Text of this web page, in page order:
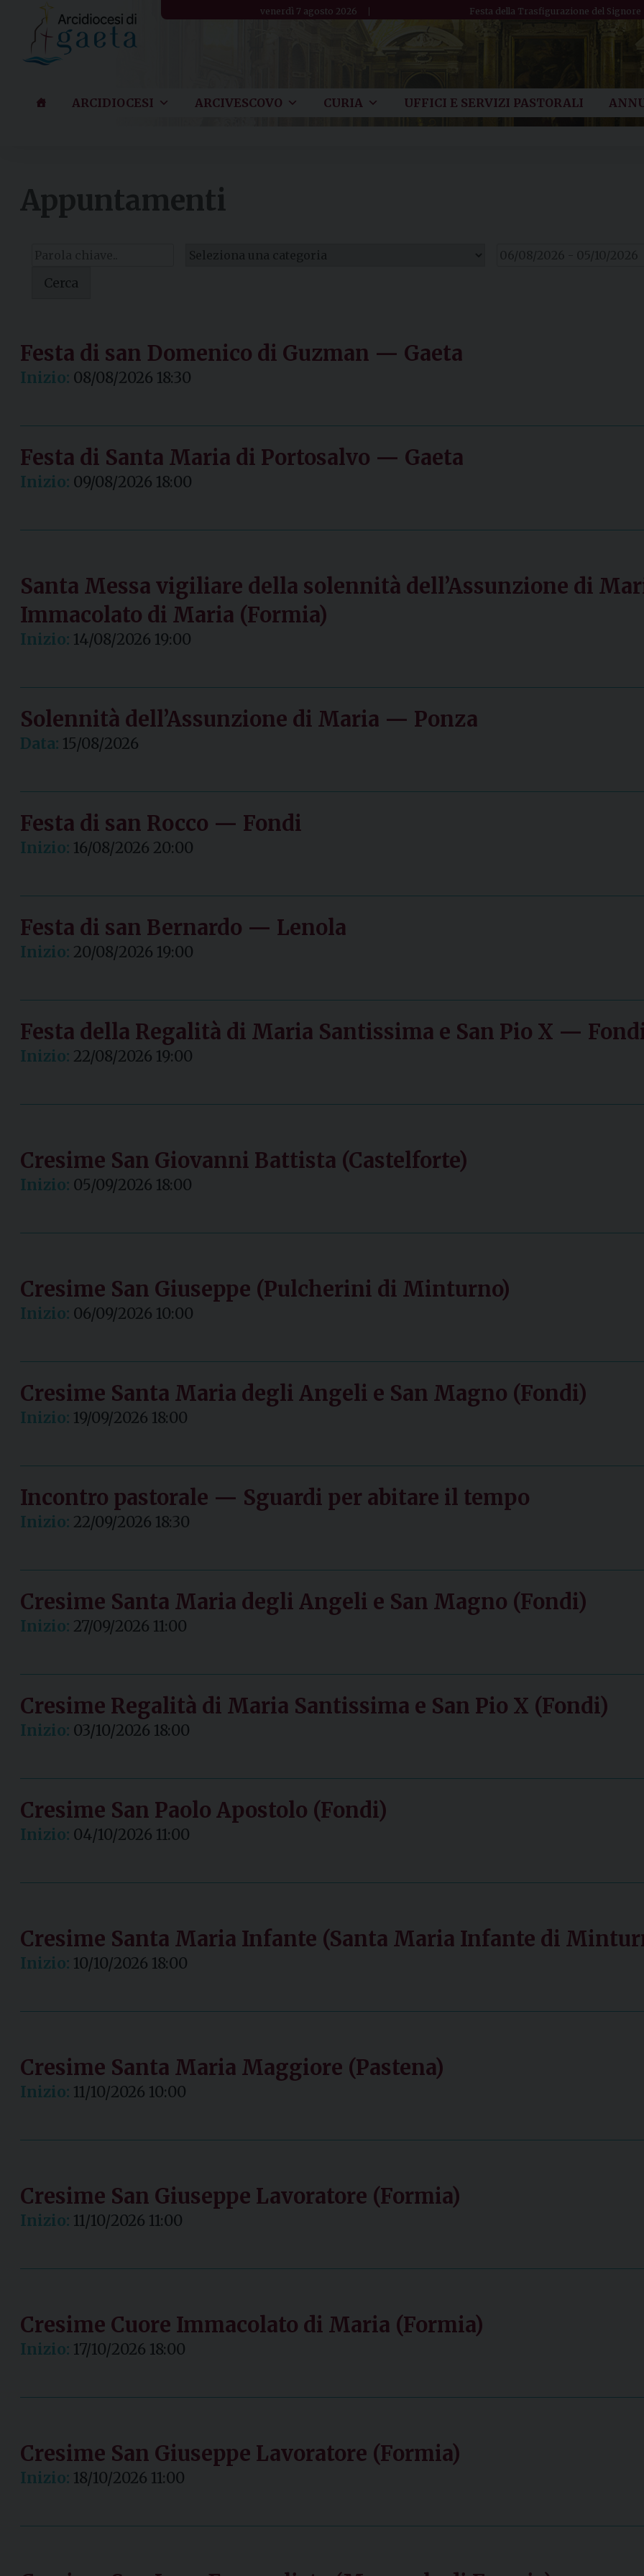
content
venerdì 7 agosto 2026 Festa della Trasfigurazione del Signore
ARCIDIOCESI ARCIVESCOVO CURIA UFFICI E SERVIZI PASTORALI
Appuntamenti
Cerca
Festa di san Domenico di Guzman — Gaeta
Inizio: 08/08/2026 18:30
Festa di Santa Maria di Portosalvo — Gaeta
Inizio: 09/08/2026 18:00
Santa Messa vigiliare della solennità dell’Assunzione di
Immacolato di Maria (Formia)
Inizio: 14/08/2026 19:00
Solennità dell’Assunzione di Maria — Ponza
Data: 15/08/2026
Festa di san Rocco — Fondi
Inizio: 16/08/2026 20:00
Festa di san Bernardo — Lenola
Inizio: 20/08/2026 19:00
Festa della Regalità di Maria Santissima e San Pio X —
Inizio: 22/08/2026 19:00
Cresime San Giovanni Battista (Castelforte)
Inizio: 05/09/2026 18:00
Cresime San Giuseppe (Pulcherini di Minturno)
Inizio: 06/09/2026 10:00
Cresime Santa Maria degli Angeli e San Magno (Fondi)
Inizio: 19/09/2026 18:00
Incontro pastorale — Sguardi per abitare il tempo
Inizio: 22/09/2026 18:30
Cresime Santa Maria degli Angeli e San Magno (Fondi)
Inizio: 27/09/2026 11:00
Cresime Regalità di Maria Santissima e San Pio X (Fondi)
Inizio: 03/10/2026 18:00
Cresime San Paolo Apostolo (Fondi)
Inizio: 04/10/2026 11:00
Cresime Santa Maria Infante (Santa Maria Infante di
Inizio: 10/10/2026 18:00
Cresime Santa Maria Maggiore (Pastena)
Inizio: 11/10/2026 10:00
Cresime San Giuseppe Lavoratore (Formia)
Inizio: 11/10/2026 11:00
Cresime Cuore Immacolato di Maria (Formia)
Inizio: 17/10/2026 18:00
Cresime San Giuseppe Lavoratore (Formia)
Inizio: 18/10/2026 11:00